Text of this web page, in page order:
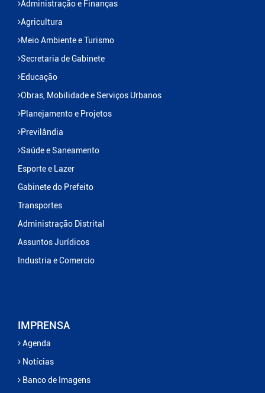
Administração e Finanças
Agricultura
Meio Ambiente e Turismo
Secretaria de Gabinete
Educação
Obras, Mobilidade e Serviços Urbanos
Planejamento e Projetos
Previlândia
Saúde e Saneamento
Esporte e Lazer
Gabinete do Prefeito
Transportes
Administração Distrital
Assuntos Jurídicos
Industria e Comercio
IMPRENSA
Agenda
Notícias
Banco de Imagens